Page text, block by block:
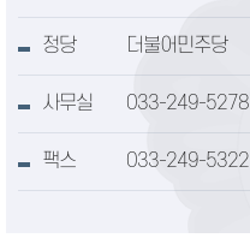
정당 더불어민주당
사무실 033-249-5278
팩스 033-249-5322